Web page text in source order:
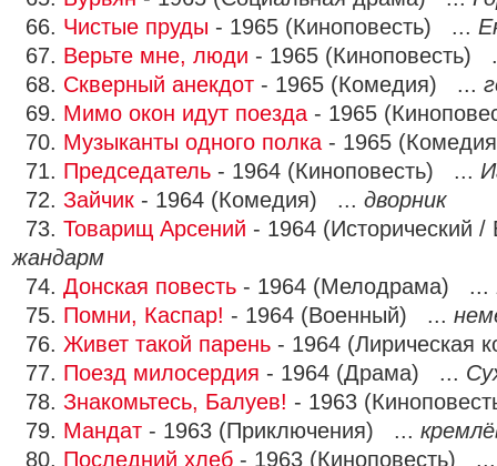
66. Чистые пруды - 1965 (Киноповесть) ...
67. Верьте мне, люди - 1965 (Киноповесть)
68. Скверный анекдот - 1965 (Комедия) ...
69. Мимо окон идут поезда - 1965
70. Музыканты одного полка - 1965
71. Председатель - 1964 (Киноповесть) ...
72. Зайчик - 1964 (Комедия) ... дворник
73. Товарищ Арсений - 1964 (Исторический
жандарм
74. Донская повесть - 1964 (Мелодрама) ...
75. Помни, Каспар! - 1964 (Военный) ...
76. Живет такой парень - 1964
77. Поезд милосердия - 1964 (Драма) ...
78. Знакомьтесь, Балуев! - 1963
79. Мандат - 1963 (Приключения) ...
80. Последний хлеб - 1963 (Киноповесть)